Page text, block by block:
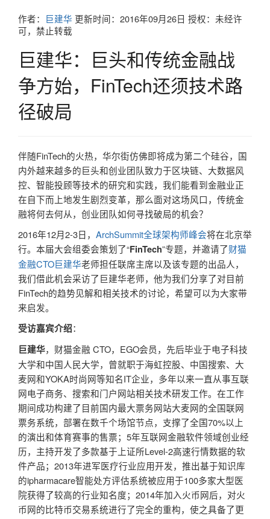
作者： 巨建华 更新时间： 2016年09月26日 授权： 未经许
可，禁止转载
巨建华：巨头和传统金融战
争方始，FinTech还须技术路
径破局
伴随FinTech的火热，华尔街仿佛即将成为第二个硅谷，国
内外越来越多的巨头和创业团队致力于区块链、大数据风
控、智能投顾等技术的研究和实践，我们能看到金融业正
在自下而上地发生剧烈变革，那么面对这场风口，传统金
融将何去何从，创业团队如何寻找破局的机会？
2016年12月2-3日， ArchSummit全球架构师峰会将在北京举
行。本届大会组委会策划了“FinTech”专题，并邀请了财猫
金融CTO巨建华老师担任联席主席以及该专题的出品人，
我们借此机会采访了巨建华老师，他为我们分享了对目前
FinTech的趋势见解和相关技术的讨论，希望可以为大家带
来启发。
受访嘉宾介绍：
巨建华，财猫金融 CTO，EGO会员，先后毕业于电子科技
大学和中国人民大学，曾就职于海虹控股、中国搜索、大
麦网和YOKA时尚网等知名IT企业，多年以来一直从事互联
网电子商务、搜索和门户网站相关技术研发工作。在工作
期间成功构建了目前国内最大票务网站大麦网的全国联网
票务系统，部署在数千个场馆节点，支撑了全国70%以上
的演出和体育赛事的售票；5年互联网金融软件领域创业经
历，主持开发了多款基于上证所Level-2高速行情数据的软
件产品；2013年进军医疗行业应用开发，推出基于知识库
的ipharmacare智能处方评估系统被应用于100多家大型医
院获得了较高的行业知名度；2014年加入火币网后，对火
币网的比特币交易系统进行了完全的重构，使之具备了更